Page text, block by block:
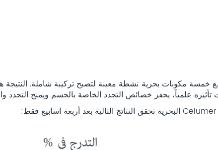
تأثيره علمياً، يحفز خصائص التجدد الخاصة بالجسم ويمنح التجدد